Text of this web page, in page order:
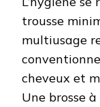
trousse
multiusage
cheveux et
Une brosse